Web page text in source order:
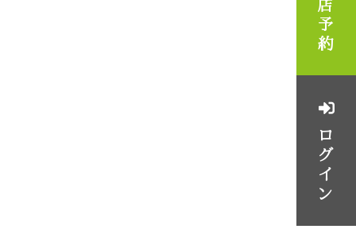
ログイン